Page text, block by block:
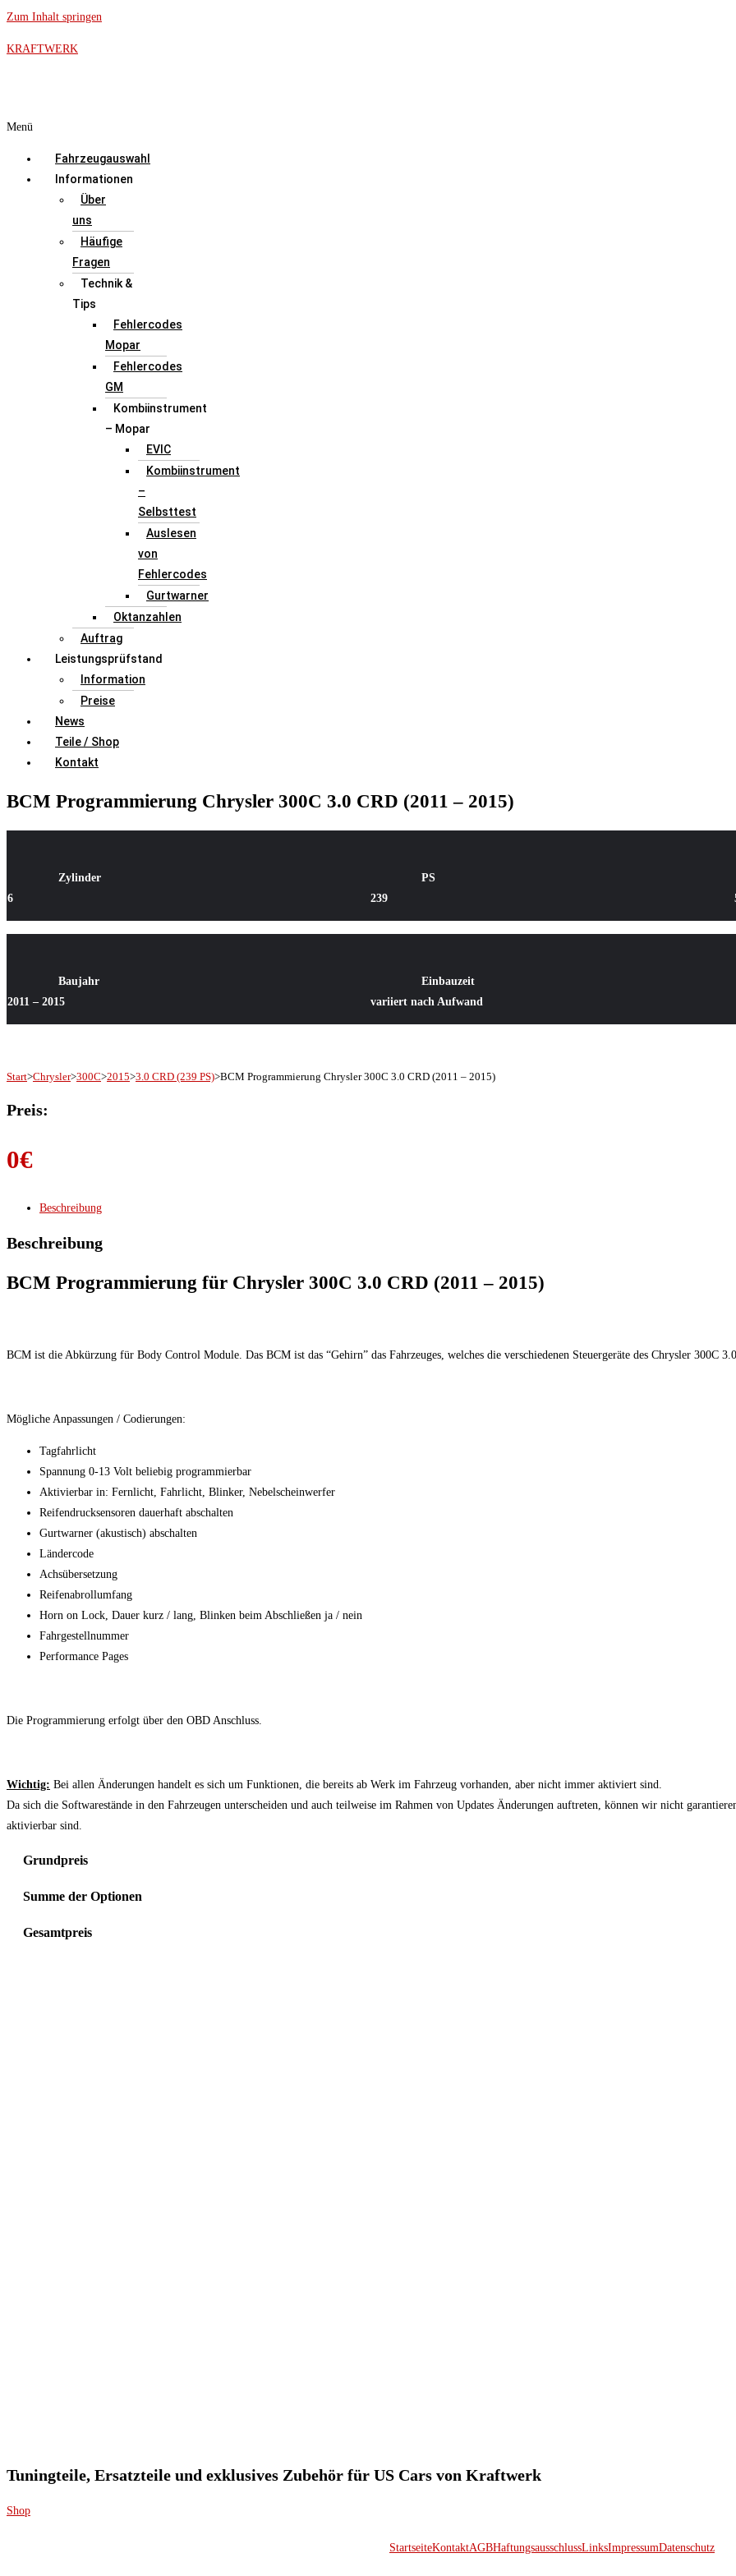
Zum Inhalt springen
KRAFTWERK
Menü
Fahrzeugauswahl
Informationen
Über
uns
Häufige
Fragen
Technik &
Tips
Fehlercodes
Mopar
Fehlercodes
GM
Kombiinstrument
– Mopar
EVIC
Kombiinstrument
–
Selbsttest
Auslesen
von
Fehlercodes
Gurtwarner
Oktanzahlen
Auftrag
Leistungsprüfstand
Information
Preise
News
Teile / Shop
Kontakt
BCM Programmierung Chrysler 300C 3.0 CRD (2011 – 2015)
Zylinder
6
PS
239
Baujahr
2011 – 2015
Einbauzeit
variiert nach Aufwand
Start>Chrysler>300C>2015>3.0 CRD (239 PS)>BCM Programmierung Chrysler 300C 3.0 CRD (2011 – 2015)
Preis:
0€
Beschreibung
Beschreibung
BCM Programmierung für Chrysler 300C 3.0 CRD (2011 – 2015)
BCM ist die Abkürzung für Body Control Module. Das BCM ist das “Gehirn” das Fahrzeuges, welches die verschiedenen Steuergeräte des Chrysler 300C
Mögliche Anpassungen / Codierungen:
Tagfahrlicht
Spannung 0-13 Volt beliebig programmierbar
Aktivierbar in: Fernlicht, Fahrlicht, Blinker, Nebelscheinwerfer
Reifendrucksensoren dauerhaft abschalten
Gurtwarner (akustisch) abschalten
Ländercode
Achsübersetzung
Reifenabrollumfang
Horn on Lock, Dauer kurz / lang, Blinken beim Abschließen ja / nein
Fahrgestellnummer
Performance Pages
Die Programmierung erfolgt über den OBD Anschluss.
Wichtig: Bei allen Änderungen handelt es sich um Funktionen, die bereits ab Werk im Fahrzeug vorhanden, aber nicht immer aktiviert sind.
Da sich die Softwarestände in den Fahrzeugen unterscheiden und auch teilweise im Rahmen von Updates Änderungen auftreten, können wir nicht
aktivierbar sind.
Grundpreis
Summe der Optionen
Gesamtpreis
Tuningteile, Ersatzteile und exklusives Zubehör für US Cars von Kraftwerk
Shop
StartseiteKontaktAGBHaftungsausschlussLinksImpressumDatenschutz